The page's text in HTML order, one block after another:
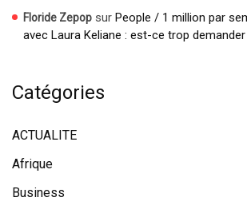
Floride Zepop sur People / 1 million par
avec Laura Keliane : est-ce trop demander
Catégories
ACTUALITE
Afrique
Business